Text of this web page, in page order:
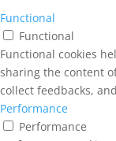
Functional
Functional
Functional cookies
sharing the content
collect feedbacks,
Performance
Performance